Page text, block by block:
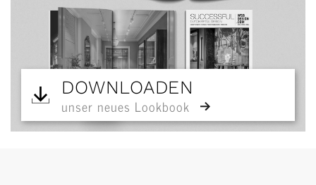
DOWNLOADEN
unser neues Lookbook